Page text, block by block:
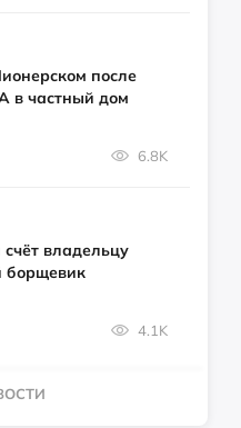
после
в частный дом
6.8K
владельцу
борщевик
4.1K